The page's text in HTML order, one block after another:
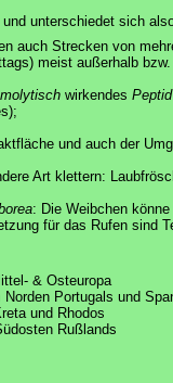
unterschiedet sich
auch Strecken von
meist außerhalb
wirkendes Peptid
und auch der
Art klettern:
: Die Weibchen
für das Rufen sind
& Osteuropa
Norden Portugals und
und Rhodos
Rußlands